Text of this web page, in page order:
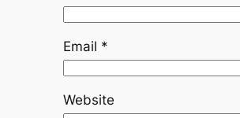
Email *
Website